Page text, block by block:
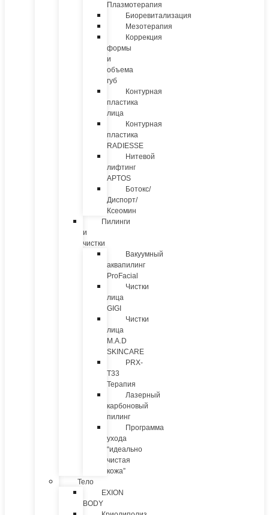
Плазмотерапия
Биоревитализация
Мезотерапия
Коррекция
формы
и
объема
губ
Контурная
пластика
лица
Контурная
пластика
RADIESSE
Нитевой
лифтинг
APTOS
Ботокс/
Диспорт/
Ксеомин
Пилинги
и
чистки
Вакуумный
аквапилинг
ProFacial
Чистки
лица
GIGI
Чистки
лица
M.A.D
SKINCARE
PRX-
T33
Терапия
Лазерный
карбоновый
пилинг
Программа
ухода
“идеально
чистая
кожа”
Тело
EXION
BODY